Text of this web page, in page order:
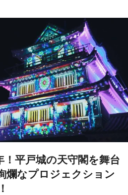
平戸城の天守閣を舞台
爛なプロジェクション